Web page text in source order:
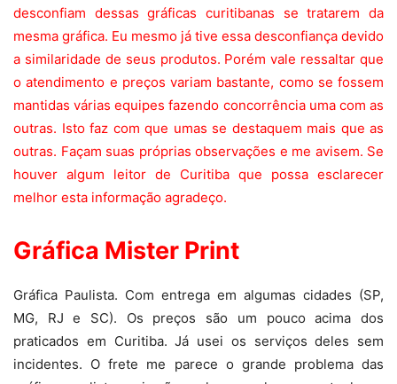
desconfiam dessas gráficas curitibanas se tratarem da
mesma gráfica. Eu mesmo já tive essa desconfiança devido
a similaridade de seus produtos. Porém vale ressaltar que
o atendimento e preços variam bastante, como se fossem
mantidas várias equipes fazendo concorrência uma com as
outras. Isto faz com que umas se destaquem mais que as
outras. Façam suas próprias observações e me avisem. Se
houver algum leitor de Curitiba que possa esclarecer
melhor esta informação agradeço.
Gráfica Mister Print
Gráfica Paulista. Com entrega em algumas cidades (SP,
MG, RJ e SC). Os preços são um pouco acima dos
praticados em Curitiba. Já usei os serviços deles sem
incidentes. O frete me parece o grande problema das